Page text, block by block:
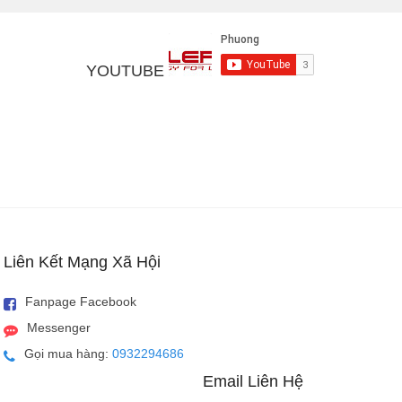
bị phần cứng cực mạnh, phiên bản phần mềm mới
cạnh độ phân giải 2K, màn hình cong về 2 cạnh bên,
biến nhận diện gương mặt 3D, camera kép hỗ trợ
YOUTUBE
Liên Kết Mạng Xã Hội
Fanpage Facebook
Messenger
Gọi mua hàng: 0932294686
Email Liên Hệ